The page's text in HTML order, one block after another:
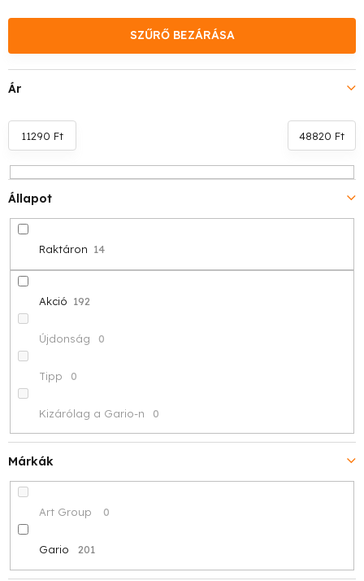
k
e
k
e
n
d
e
z
e
SZŰRŐ BEZÁRÁSA
Ár
11290 Ft 48820 Ft
Állapot
Raktáron 14
Akció 192
Újdonság 0
Tipp 0
Kizárólag a Gario-n 0
Márkák
Art Group 0
Gario 201